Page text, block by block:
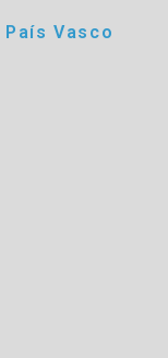
País Vasco